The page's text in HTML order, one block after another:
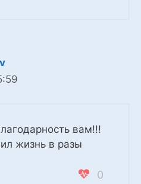
вам!!!
жизнь в разы
0